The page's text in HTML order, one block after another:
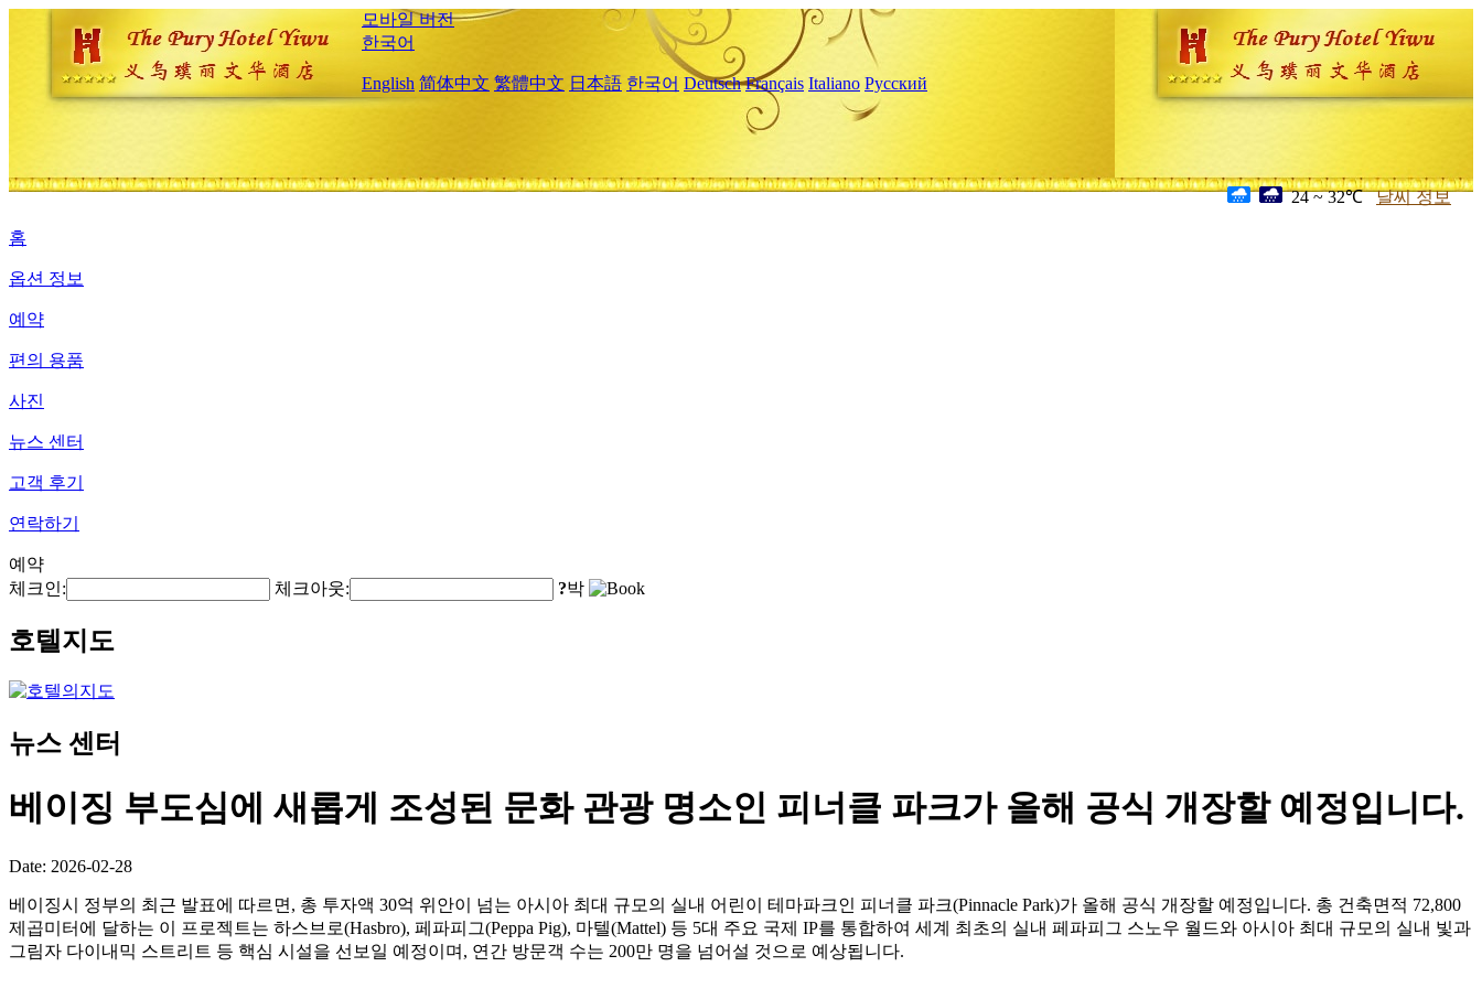
모바일 버전
한국어
English 简体中文 繁體中文 日本語 한국어 Deutsch Français Italiano Русский
24 ~ 32℃ 날씨 정보
홈
옵션 정보
예약
편의 용품
사진
뉴스 센터
고객 후기
연락하기
예약
체크인:
체크아웃: ?박
호텔지도
뉴스 센터
베이징 부도심에 새롭게 조성된 문화 관광 명소인 피너클 파크가 올해 공식 개장할 예정입니다.
Date: 2026-02-28
베이징시 정부의 최근 발표에 따르면, 총 투자액 30억 위안이 넘는 아시아 최대 규모의 실내 어린이 테마파크인 피너클 파크(Pinnacle Park)가 올해 공식 개장할 예정입니다. 총 건축면적 72,800
제곱미터에 달하는 이 프로젝트는 하스브로(Hasbro), 페파피그(Peppa Pig), 마텔(Mattel) 등 5대 주요 국제 IP를 통합하여 세계 최초의 실내 페파피그 스노우 월드와 아시아 최대 규모의 실내 빛과
그림자 다이내믹 스트리트 등 핵심 시설을 선보일 예정이며, 연간 방문객 수는 200만 명을 넘어설 것으로 예상됩니다.